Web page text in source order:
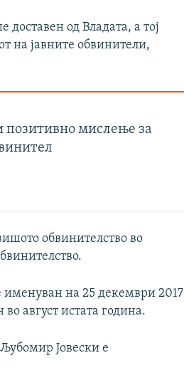
од Владата, а тој
на јавните обвинители,
мислење за
обвинителство во
на 25 декември 2017
август истата година.
Јовески е